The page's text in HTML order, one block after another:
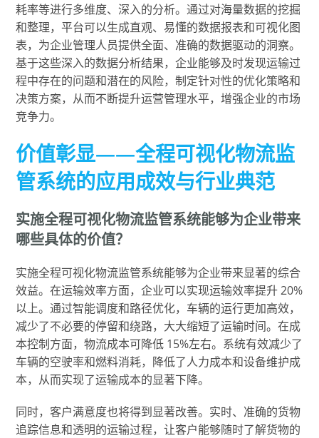
耗率等进行多维度、深入的分析。通过对海量数据的挖掘
和整理，平台可以生成直观、易懂的数据报表和可视化图
表，为企业管理人员提供全面、准确的数据驱动的洞察。
基于这些深入的数据分析结果，企业能够及时发现运输过
程中存在的问题和潜在的风险，制定针对性的优化策略和
决策方案，从而不断提升运营管理水平，增强企业的市场
竞争力。
价值彰显——全程可视化物流监
管系统的应用成效与行业典范
实施全程可视化物流监管系统能够为企业带来
哪些具体的价值？
实施全程可视化物流监管系统能够为企业带来显著的综合
效益。在运输效率方面，企业可以实现运输效率提升 20%
以上。通过智能调度和路径优化，车辆的运行更加高效，
减少了不必要的停留和绕路，大大缩短了运输时间。在成
本控制方面，物流成本可降低 15%左右。系统有效减少了
车辆的空驶率和燃料消耗，降低了人力成本和设备维护成
本，从而实现了运输成本的显著下降。
同时，客户满意度也将得到显著改善。实时、准确的货物
追踪信息和透明的运输过程，让客户能够随时了解货物的